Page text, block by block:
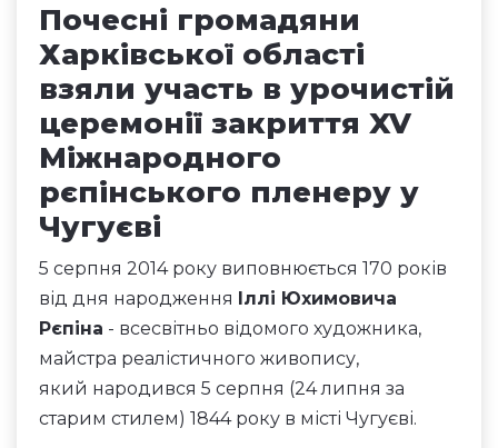
Почесні громадяни
Харківської області
взяли участь в урочистій
церемонії закриття XV
Міжнародного
рєпінського пленеру у
Чугуєві
5 серпня 2014 року виповнюється 170 років
від дня народження Іллі Юхимовича
Рєпіна - всесвітньо відомого художника,
майстра реалістичного живопису,
який народився 5 серпня (24 липня за
старим стилем) 1844 року в місті Чугуєві.